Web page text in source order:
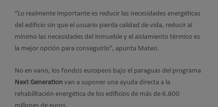
“Lo realmente importante es reducir las necesidades energéticas
del edificio sin que el usuario pierda calidad de vida, reducir al
mínimo las necesidades del inmueble y el aislamiento térmico es
la mejor opción para conseguirlo”, apunta Mateo.
No en vano, los fondos europeos bajo el paraguas del programa
Next Generation van a suponer una ayuda directa a la
rehabilitación energética de los edificios de más de 6.800